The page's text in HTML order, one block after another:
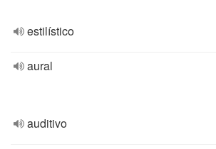
estilístico
aural
auditivo